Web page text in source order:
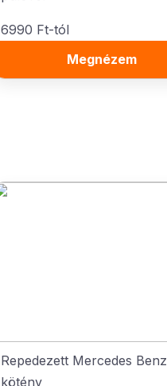
6990 Ft-tól
Megnézem
Repedezett Mercedes Benz
kötény